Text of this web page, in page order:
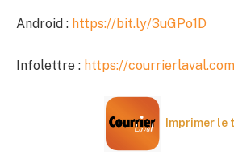
Android : https://bit.ly/3uGPo1D
Infolettre : https://
Imprimer le